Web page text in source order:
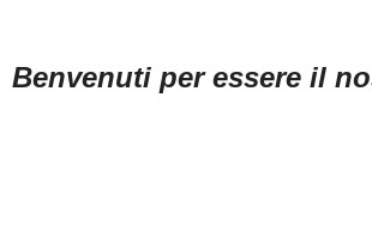
Benvenuti per essere il